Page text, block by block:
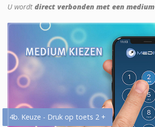
U wordt direct verbonden met een medium
4b. Keuze - Druk op toets 2 +